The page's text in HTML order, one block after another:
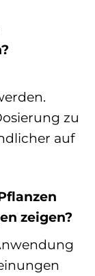
zu
auf
zeigen?